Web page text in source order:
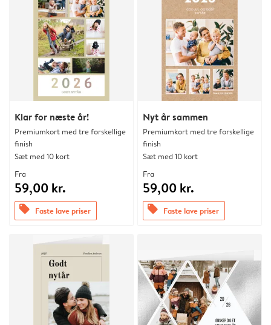
Klar for næste år!
Premiumkort med tre forskellige
finish
Sæt med 10 kort
Fra
59,00 kr.
offers Faste lave priser
Nyt år sammen
Premiumkort med tre forskellige
finish
Sæt med 10 kort
Fra
59,00 kr.
offers Faste lave priser